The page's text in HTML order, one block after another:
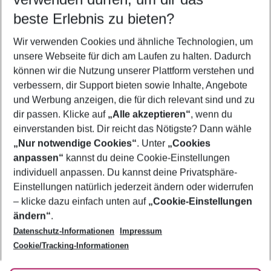
5-8 Nächte
2 Erwachsene Keine Kinder
Mehr Filter anzeigen
Footer
Footer navigation
Über uns
AGB
Bestpreisgarantie
Cookie-Einstellungen ändern
Cookie-Richtlinie
Agenturbetreuung
Barrierefreies Reisen
Folge uns
beste Erlebnis zu bieten?
Wir verwenden Cookies und ähnliche Technologien, um
unsere Webseite für dich am Laufen zu halten. Dadurch
können wir die Nutzung unserer Plattform verstehen und
verbessern, dir Support bieten sowie Inhalte, Angebote
und Werbung anzeigen, die für dich relevant sind und zu
dir passen. Klicke auf „Alle akzeptieren“, wenn du
einverstanden bist. Dir reicht das Nötigste? Dann wähle
„Nur notwendige Cookies“. Unter „Cookies
anpassen“ kannst du deine Cookie-Einstellungen
individuell anpassen. Du kannst deine Privatsphäre-
Einstellungen natürlich jederzeit ändern oder widerrufen
– klicke dazu einfach unten auf „Cookie-Einstellungen
ändern“.
Datenschutz-Informationen
Impressum
Cookie/Tracking-Informationen